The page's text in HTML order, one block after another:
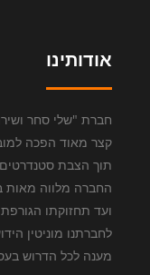
אודותינו
קצר מאוד הפכה
תוך הצבת סטנדרטים
החברה מלווה מאות
ועד תחזוקתו
לחברתנו מוניטין
מענה לכל הדרוש